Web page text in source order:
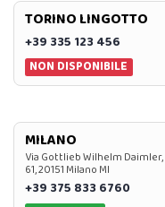
TORINO LINGOTTO
+39 335 123 456
NON DISPONIBILE
MILANO
Via Gottlieb Wilhelm Daimler,
61, 20151 Milano MI
+39 375 833 6760